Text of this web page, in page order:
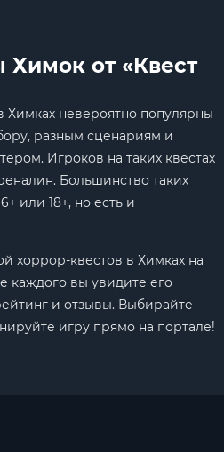
Химок от «Квест
невероятно популярны
разным сценариям и
Игроков на таких квестах
Большинство таких
или 18+, но есть и
хоррор-квестов в Химках на
каждого вы увидите его
и отзывы. Выбирайте
игру прямо на портале!